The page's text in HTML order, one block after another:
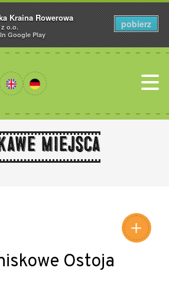
miejsca
Ostoja
Kraina Rowerowa
o.o.
Google Play
pobierz